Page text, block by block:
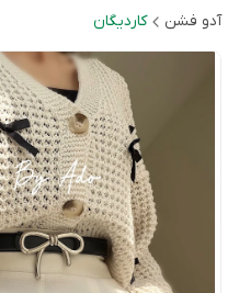
آدو فشن كارديگان